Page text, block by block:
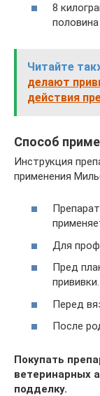
8
Читайте
делают
действия
Способ
Инструкция
применения
Для
Пред
прививки.
Перед
После
Покупать
ветеринарных
подделку.